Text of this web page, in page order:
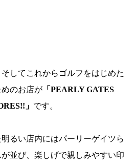
してこれからゴルフをはじめた
のお店が 「PEARLY GATES
」 です。
るい店内にはパーリーゲイツら
並び、楽しげで親しみやすい印